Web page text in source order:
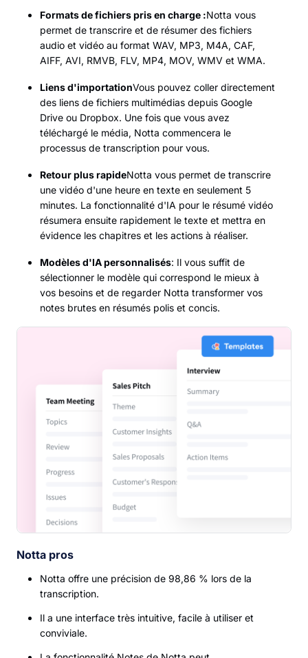
Formats de fichiers pris en charge :Notta vous
permet de transcrire et de résumer des fichiers
audio et vidéo au format WAV, MP3, M4A, CAF,
AIFF, AVI, RMVB, FLV, MP4, MOV, WMV et WMA.
Liens d'importationVous pouvez coller directement
des liens de fichiers multimédias depuis Google
Drive ou Dropbox. Une fois que vous avez
téléchargé le média, Notta commencera le
processus de transcription pour vous.
Retour plus rapideNotta vous permet de transcrire
une vidéo d'une heure en texte en seulement 5
minutes. La fonctionnalité d'IA pour le résumé vidéo
résumera ensuite rapidement le texte et mettra en
évidence les chapitres et les actions à réaliser.
Modèles d'IA personnalisés: Il vous suffit de
sélectionner le modèle qui correspond le mieux à
vos besoins et de regarder Notta transformer vos
notes brutes en résumés polis et concis.
Notta pros
Notta offre une précision de 98,86 % lors de la
transcription.
Il a une interface très intuitive, facile à utiliser et
conviviale.